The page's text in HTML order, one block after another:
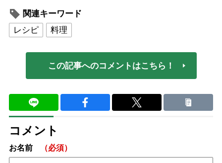
関連キーワード
レシピ
料理
この記事へのコメントはこちら！
コメント
お名前 （必須）